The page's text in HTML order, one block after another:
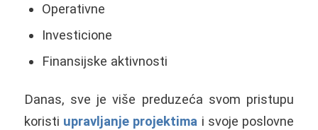
Operativne
Investicione
Finansijske aktivnosti
Danas, sve je više preduzeća svom pristupu
koristi upravljanje projektima i svoje poslovne